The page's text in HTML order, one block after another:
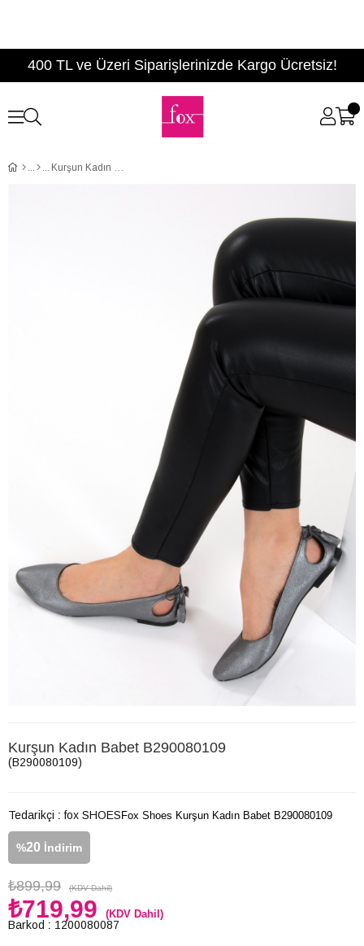
400 TL ve Üzeri Siparişlerinizde Kargo Ücretsiz!
Kurşun Kadın Babet B290080109
Kurşun Kadın Babet B290080109
(B290080109)
Tedarikçi : fox SHOES
%20 İndirim
₺899,99 (KDV Dahil)
₺719,99 (KDV Dahil)
Barkod : 1200080087
Fox Shoes Kurşun Kadın Babet B290080109